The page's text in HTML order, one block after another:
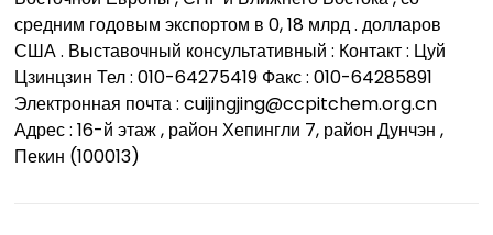
средним годовым экспортом в 0, 18 млрд . долларов
США . Выставочный консультативный : Контакт : Цуй
Цзинцзин Тел : 010-64275419 Факс : 010-64285891
Электронная почта : cuijingjing@ccpitchem.org.cn
Адрес : 16-й этаж , район Хепингли 7, район Дунчэн ,
Пекин (100013)